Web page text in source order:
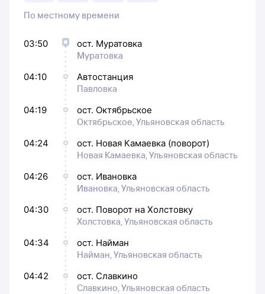
По местному времени
03:50
ост. Муратовка
Муратовка
04:10
Автостанция
Павловка
04:19
ост. Октябрьское
Октябрьское, Ульяновская область
04:24
ост. Новая Камаевка (поворот)
Новая Камаевка, Ульяновская область
04:26
ост. Ивановка
Ивановка, Ульяновская область
04:30
ост. Поворот на Холстовку
Холстовка, Ульяновская область
04:34
ост. Найман
Найман, Ульяновская область
04:42
ост. Славкино
Славкино, Ульяновская область